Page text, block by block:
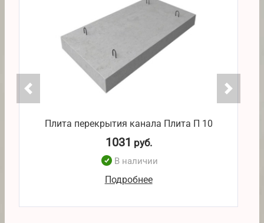
Плита перекрытия канала Плита П 10
1031 руб.
В наличии
Подробнее